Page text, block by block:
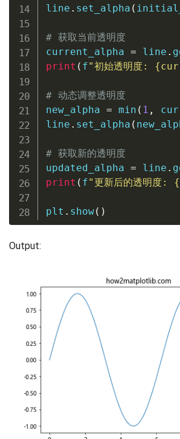
line . set_alpha (
# 获取当前透明度
current_alpha = line .
print ( f"初始透明度: {
# 动态调整透明度
new_alpha = min ( 1 ,
line . set_alpha (
# 获取新的透明度
updated_alpha = line .
print ( f"更新后的透明度: {
plt . show( )
Output: